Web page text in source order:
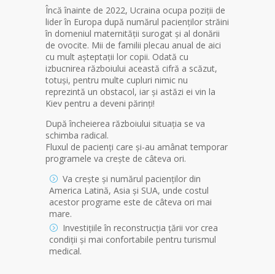
Încă înainte de 2022, Ucraina ocupa poziții de
lider în Europa după numărul pacienților străini
în domeniul maternității surogat și al donării
de ovocite. Mii de familii plecau anual de aici
cu mult așteptații lor copii. Odată cu
izbucnirea războiului această cifră a scăzut,
totuși, pentru multe cupluri nimic nu
reprezintă un obstacol, iar și astăzi ei vin la
Kiev pentru a deveni părinți!
După încheierea războiului situația se va
schimba radical.
Fluxul de pacienți care și-au amânat temporar
programele va crește de câteva ori.
Va crește și numărul pacienților din
America Latină, Asia și SUA, unde costul
acestor programe este de câteva ori mai
mare.
Investițiile în reconstrucția țării vor crea
condiții și mai confortabile pentru turismul
medical.